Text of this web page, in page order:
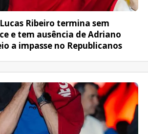
Ribeiro termina sem
e tem ausência de Adriano
a impasse no Republicanos